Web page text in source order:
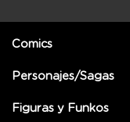
Comics
Personajes/Sagas
Figuras y Funkos